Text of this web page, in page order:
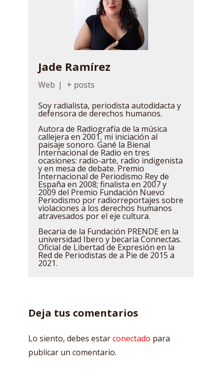
Jade Ramírez
Web |
+ posts
Soy radialista, periodista autodidacta y
defensora de derechos humanos.
Autora de Radiografía de la música
callejera en 2001, mi iniciación al
paisaje sonoro. Gané la Bienal
Internacional de Radio en tres
ocasiones: radio-arte, radio indigenista
y en mesa de debate. Premio
Internacional de Periodismo Rey de
España en 2008; finalista en 2007 y
2009 del Premio Fundación Nuevo
Periodismo por radiorreportajes sobre
violaciones a los derechos humanos
atravesados por el eje cultura.
Becaria de la Fundación PRENDE en la
universidad Ibero y becaria Connectas.
Oficial de Libertad de Expresión en la
Red de Periodistas de a Pie de 2015 a
2021.
Deja tus comentarios
Lo siento, debes estarconectado para
publicar un comentario.